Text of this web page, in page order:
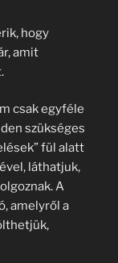
hogy
amit
csak egyféle
szükséges
fül alatt
láthatjuk,
A
amelyről a